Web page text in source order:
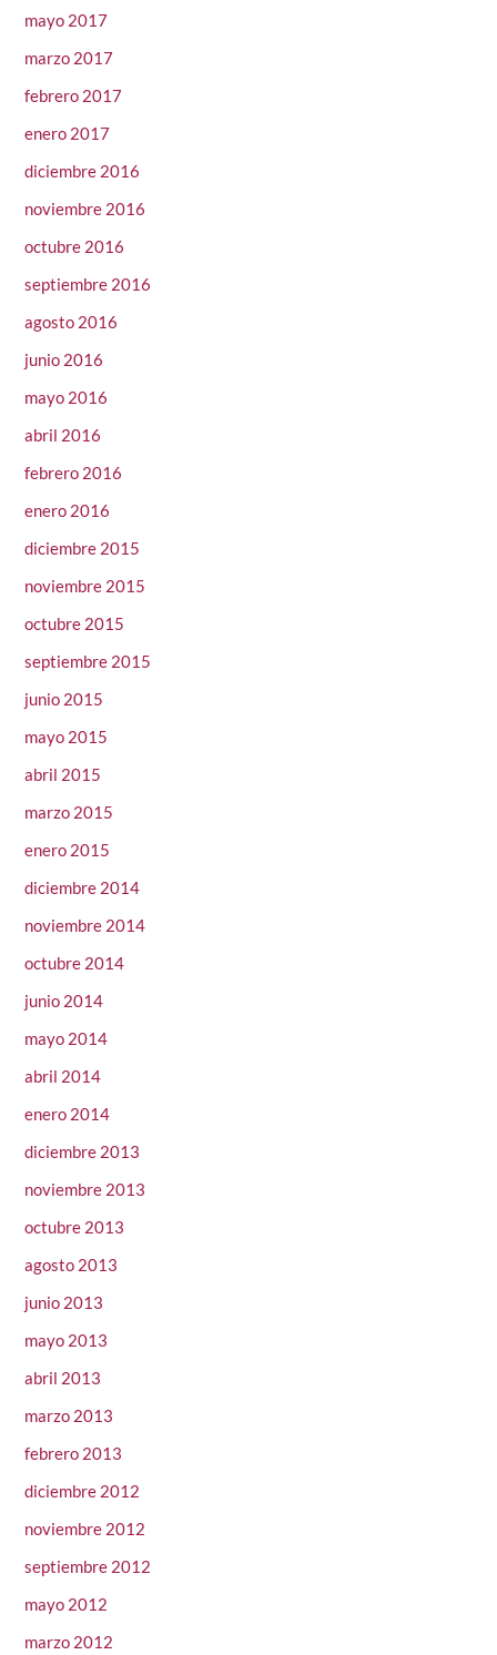
mayo 2017
marzo 2017
febrero 2017
enero 2017
diciembre 2016
noviembre 2016
octubre 2016
septiembre 2016
agosto 2016
junio 2016
mayo 2016
abril 2016
febrero 2016
enero 2016
diciembre 2015
noviembre 2015
octubre 2015
septiembre 2015
junio 2015
mayo 2015
abril 2015
marzo 2015
enero 2015
diciembre 2014
noviembre 2014
octubre 2014
junio 2014
mayo 2014
abril 2014
enero 2014
diciembre 2013
noviembre 2013
octubre 2013
agosto 2013
junio 2013
mayo 2013
abril 2013
marzo 2013
febrero 2013
diciembre 2012
noviembre 2012
septiembre 2012
mayo 2012
marzo 2012